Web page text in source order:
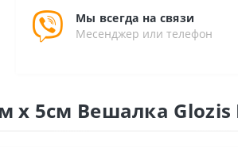
Мы всегда на связи
Месенджер или телефон
х 5см Вешалка Glozis